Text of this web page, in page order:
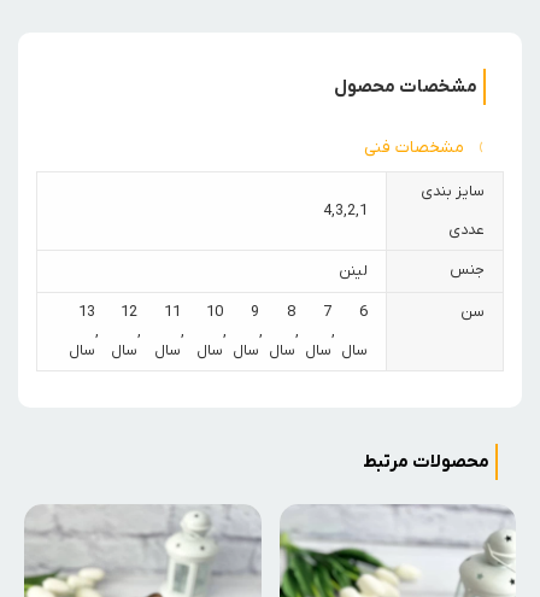
مشخصات محصول
مشخصات فنی
سایز بندی
عددی
1
,
2
,
3
,
4
جنس لینن
سن
6
سال
,
7
سال
,
8
سال
,
9
سال
,
10
سال
,
11
سال
,
12
سال
,
13
سال
محصولات مرتبط